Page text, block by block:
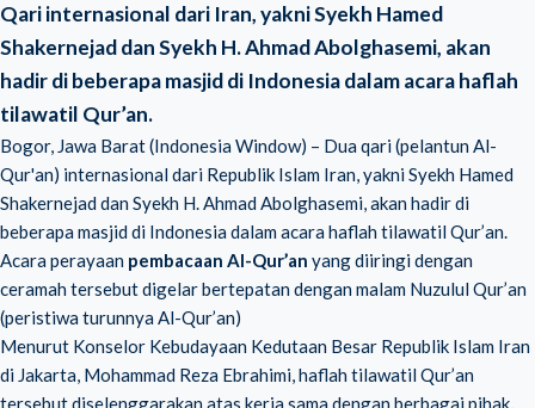
Qari internasional dari Iran, yakni Syekh Hamed
Shakernejad dan Syekh H. Ahmad Abolghasemi, akan
hadir di beberapa masjid di Indonesia dalam acara haflah
tilawatil Qur’an.
Bogor, Jawa Barat (Indonesia Window) – Dua qari (pelantun Al-
Qur'an) internasional dari Republik Islam Iran, yakni Syekh Hamed
Shakernejad dan Syekh H. Ahmad Abolghasemi, akan hadir di
beberapa masjid di Indonesia dalam acara haflah tilawatil Qur’an.
Acara perayaan pembacaan Al-Qur’an yang diiringi dengan
ceramah tersebut digelar bertepatan dengan malam Nuzulul Qur’an
(peristiwa turunnya Al-Qur’an)
Menurut Konselor Kebudayaan Kedutaan Besar Republik Islam Iran
di Jakarta, Mohammad Reza Ebrahimi, haflah tilawatil Qur’an
tersebut diselenggarakan atas kerja sama dengan berbagai pihak,